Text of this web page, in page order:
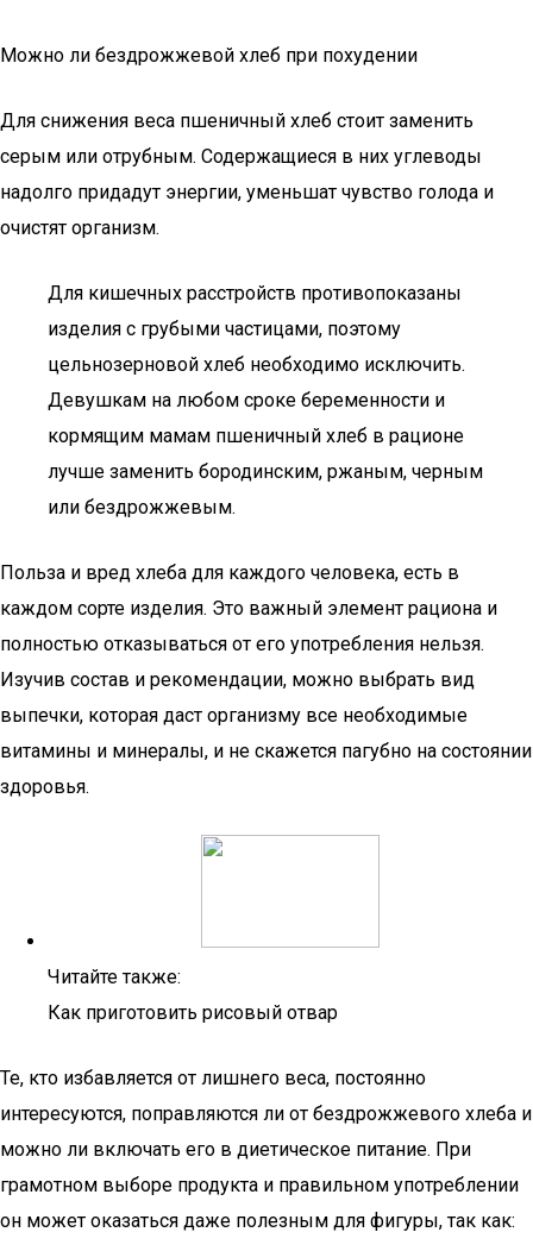
Можно ли бездрожжевой хлеб при похудении
Для снижения веса пшеничный хлеб стоит заменить
серым или отрубным. Содержащиеся в них углеводы
надолго придадут энергии, уменьшат чувство голода и
очистят организм.
Для кишечных расстройств противопоказаны
изделия с грубыми частицами, поэтому
цельнозерновой хлеб необходимо исключить.
Девушкам на любом сроке беременности и
кормящим мамам пшеничный хлеб в рационе
лучше заменить бородинским, ржаным, черным
или бездрожжевым.
Польза и вред хлеба для каждого человека, есть в
каждом сорте изделия. Это важный элемент рациона и
полностью отказываться от его употребления нельзя.
Изучив состав и рекомендации, можно выбрать вид
выпечки, которая даст организму все необходимые
витамины и минералы, и не скажется пагубно на состоянии
здоровья.
Читайте также:
Как приготовить рисовый отвар
Те, кто избавляется от лишнего веса, постоянно
интересуются, поправляются ли от бездрожжевого хлеба и
можно ли включать его в диетическое питание. При
грамотном выборе продукта и правильном употреблении
он может оказаться даже полезным для фигуры, так как: